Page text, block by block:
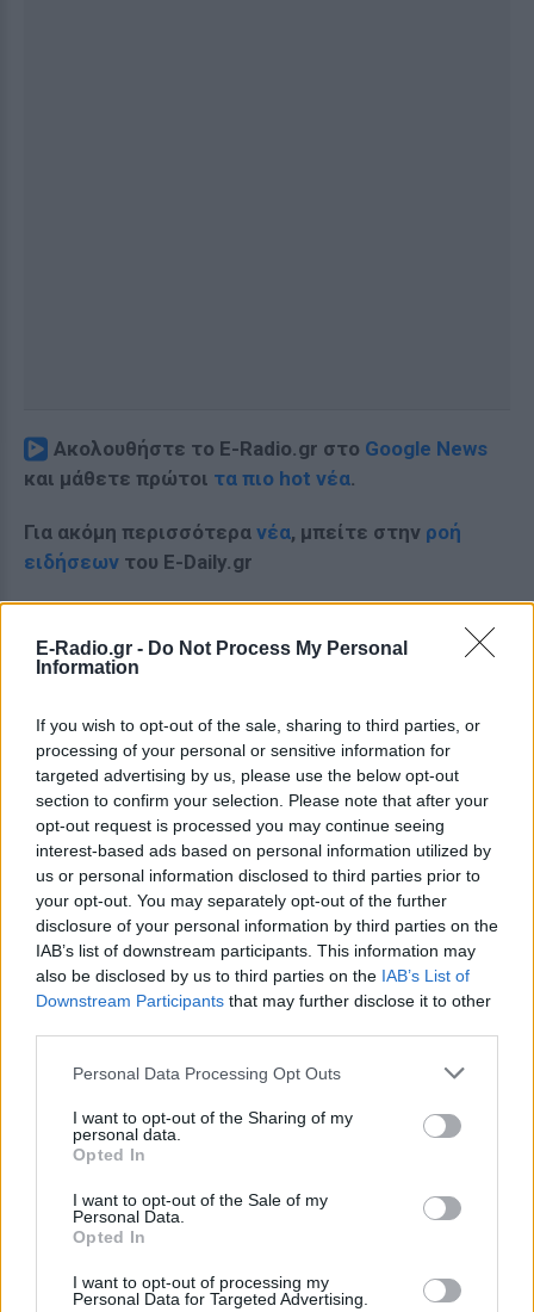
E-Radio.gr - Do Not Process My Personal
Information
If you wish to opt-out of the sale, sharing to third parties, or
processing of your personal or sensitive information for
targeted advertising by us, please use the below opt-out
section to confirm your selection. Please note that after your
opt-out request is processed you may continue seeing
interest-based ads based on personal information utilized by
us or personal information disclosed to third parties prior to
your opt-out. You may separately opt-out of the further
disclosure of your personal information by third parties on the
IAB’s list of downstream participants. This information may
also be disclosed by us to third parties on the IAB’s List of
Downstream Participants that may further disclose it to other
Personal Data Processing Opt Outs
I want to opt-out of the Sharing of my
personal data.
Opted In
I want to opt-out of the Sale of my
Personal Data.
Opted In
I want to opt-out of processing my
Personal Data for Targeted Advertising.
Ακολουθήστε το E-Radio.gr στο Google News
και μάθετε πρώτοι τα πιο hot νέα.
Για ακόμη περισσότερα νέα, μπείτε στην ροή
ειδήσεων του E-Daily.gr
ΔΕΙΤΕ ΕΠΙΣΗΣ
ΣΤΗΝ ΙΔΙΑ ΚΑΤΗΓΟΡΙΑ